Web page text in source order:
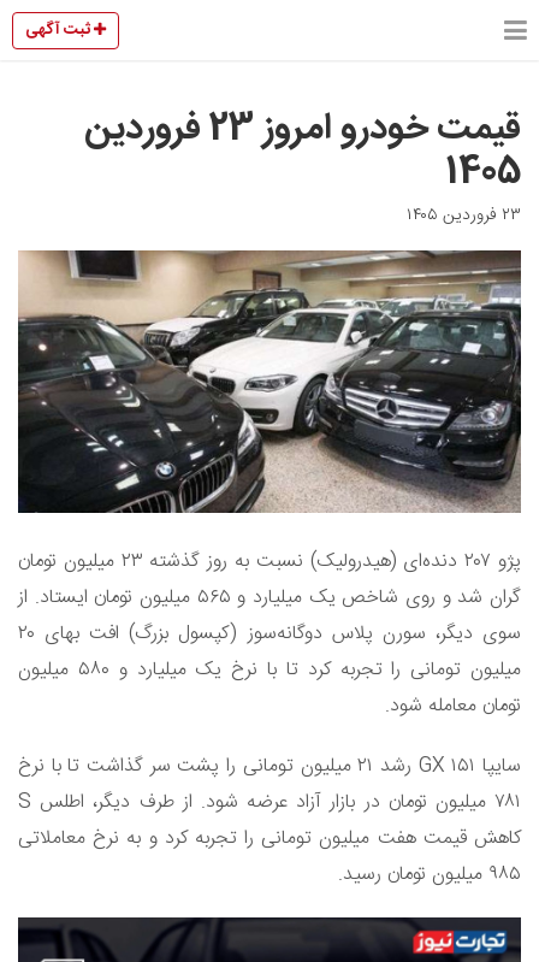
ثبت آگهی
قیمت خودرو امروز 23 فروردین
1405
۲۳ فروردین ۱۴۰۵
پژو ۲۰۷ دنده‌ای (هیدرولیک) نسبت به روز گذشته ۲۳ میلیون تومان
گران شد و روی شاخص یک میلیارد و ۵۶۵ میلیون تومان ایستاد. از
سوی دیگر، سورن پلاس دوگانه‌سوز (کپسول بزرگ) افت بهای ۲۰
میلیون تومانی را تجربه کرد تا با نرخ یک میلیارد و ۵۸۰ میلیون
تومان معامله شود.
سایپا ۱۵۱ GX رشد ۲۱ میلیون تومانی را پشت سر گذاشت تا با نرخ
۷۸۱ میلیون تومان در بازار آزاد عرضه شود. از طرف دیگر، اطلس S
کاهش قیمت هفت میلیون تومانی را تجربه کرد و به نرخ معاملاتی
۹۸۵ میلیون تومان رسید.